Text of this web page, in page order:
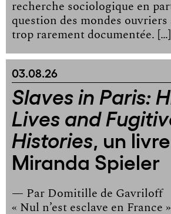
recherche sociologique en
question des mondes
trop rarement documentée. […]
03.08.26
Slaves in Paris:
Lives and
Histories, un
Miranda Spieler
— Par Domitille de Gavriloff
« Nul n’est esclave en France